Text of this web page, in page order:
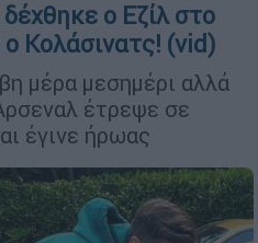
ο Εζίλ στο
Κολάσινατς! (vid)
μέρα μεσημέρι αλλά
έτρεψε σε
έγινε ήρωας